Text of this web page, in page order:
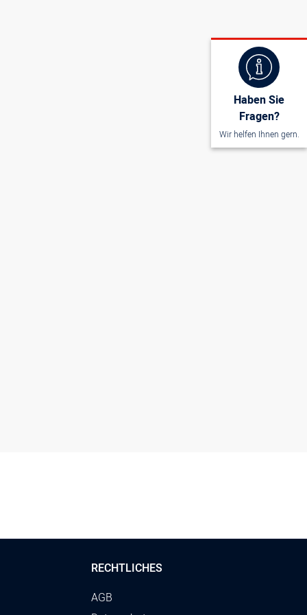
Haben Sie
Fragen?
Wir helfen Ihnen gern.
RECHTLICHES
AGB